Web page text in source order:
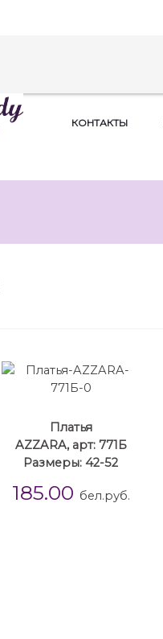
КОНТАКТЫ
Платья
AZZARA, арт: 771Б
Размеры: 42-52
185.00 бел.руб.